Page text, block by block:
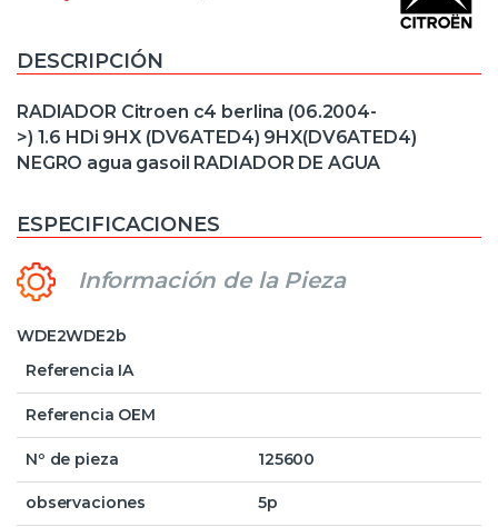
DESCRIPCIÓN
RADIADOR Citroen c4 berlina (06.2004-
>) 1.6 HDi 9HX (DV6ATED4) 9HX(DV6ATED4)
NEGRO agua gasoil RADIADOR DE AGUA
ESPECIFICACIONES
Información de la Pieza
WDE2WDE2b
Referencia IA
Referencia OEM
Nº de pieza 125600
observaciones 5p